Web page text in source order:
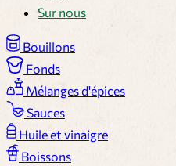
Sur nous
Bouillons
Fonds
Mélanges d'épices
Sauces
Huile et vinaigre
Boissons